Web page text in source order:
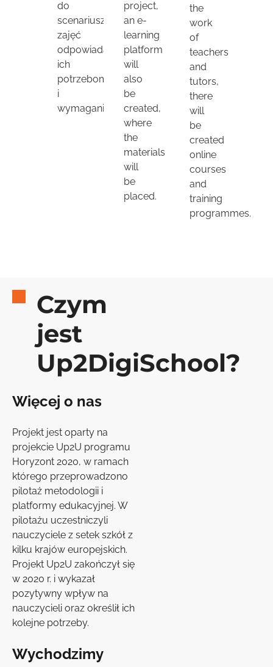
do
scenariuszy
zajęć
odpowiadających
ich
potrzebom
i
wymaganiom.
project,
an e-
learning
platform
will
also
be
created,
where
the
materials
will
be
placed.
the
work
of
teachers
and
tutors,
there
will
be
created
online
courses
and
training
programmes.
Czym
jest
Up2DigiSchool?
Więcej o nas
Projekt jest oparty na
projekcie Up2U programu
Horyzont 2020, w ramach
którego przeprowadzono
pilotaż metodologii i
platformy edukacyjnej. W
pilotażu uczestniczyli
nauczyciele z setek szkół z
kilku krajów europejskich.
Projekt Up2U zakończył się
w 2020 r. i wykazał
pozytywny wpływ na
nauczycieli oraz określił ich
kolejne potrzeby.
Wychodzimy